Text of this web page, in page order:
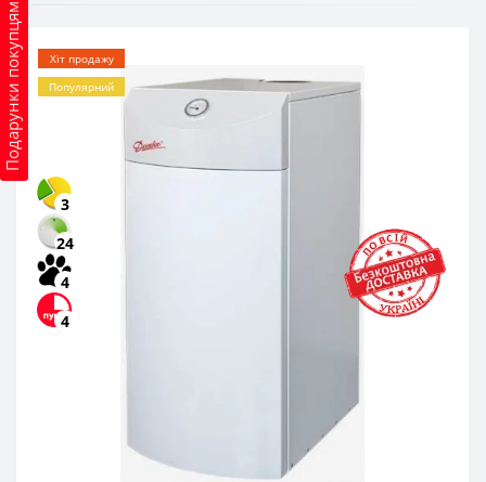
Подарунки покупцям
Хіт продажу
Популярний
3
24
4
4